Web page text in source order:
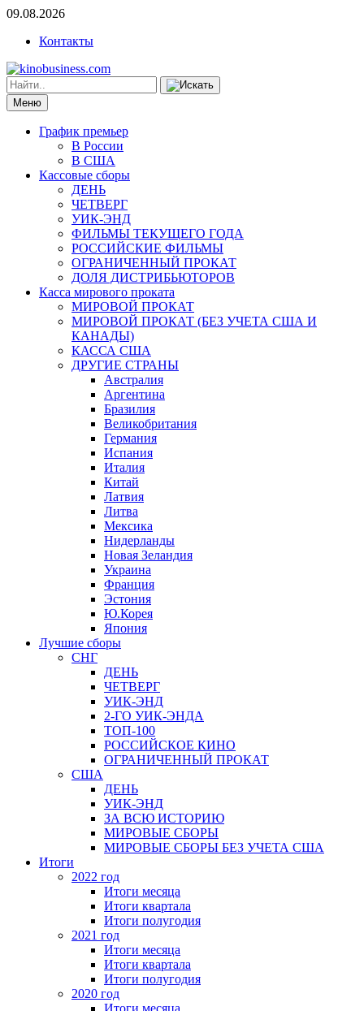
09.08.2026
Контакты
Меню
График премьер
В России
В США
Кассовые сборы
ДЕНЬ
ЧЕТВЕРГ
УИК-ЭНД
ФИЛЬМЫ ТЕКУЩЕГО ГОДА
РОССИЙСКИЕ ФИЛЬМЫ
ОГРАНИЧЕННЫЙ ПРОКАТ
ДОЛЯ ДИСТРИБЬЮТОРОВ
Касса мирового проката
МИРОВОЙ ПРОКАТ
МИРОВОЙ ПРОКАТ (БЕЗ УЧЕТА США И
КАНАДЫ)
КАССА США
ДРУГИЕ СТРАНЫ
Австралия
Аргентина
Бразилия
Великобритания
Германия
Испания
Италия
Китай
Латвия
Литва
Мексика
Нидерланды
Новая Зеландия
Украина
Франция
Эстония
Ю.Корея
Япония
Лучшие сборы
СНГ
ДЕНЬ
ЧЕТВЕРГ
УИК-ЭНД
2-ГО УИК-ЭНДА
ТОП-100
РОССИЙСКОЕ КИНО
ОГРАНИЧЕННЫЙ ПРОКАТ
США
ДЕНЬ
УИК-ЭНД
ЗА ВСЮ ИСТОРИЮ
МИРОВЫЕ СБОРЫ
МИРОВЫЕ СБОРЫ БЕЗ УЧЕТА США
Итоги
2022 год
Итоги месяца
Итоги квартала
Итоги полугодия
2021 год
Итоги месяца
Итоги квартала
Итоги полугодия
2020 год
Итоги месяца